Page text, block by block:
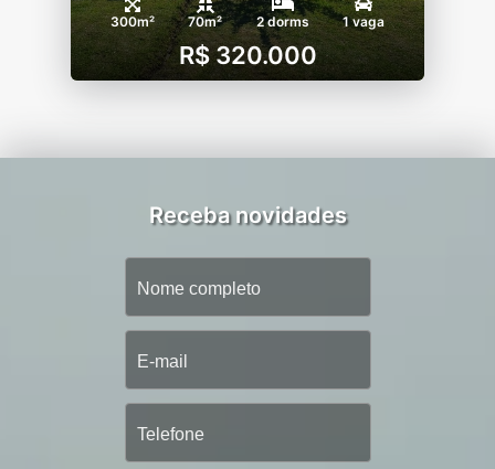
300m² 70m² 2 dorms 1 vaga
R$ 320.000
Receba novidades